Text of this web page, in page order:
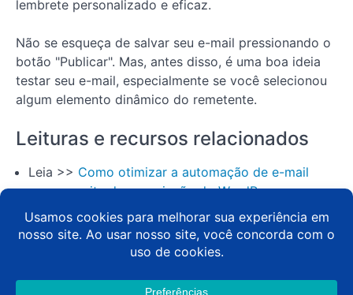
as ferramentas
desenvolvimento
do MemberPress
Lição 19:
Como
integrar o
com o Zapier
Isso
lembrete personalizado e eficaz.
Não se esqueça de salvar seu e-mail pressionando o
botão "Publicar". Mas, antes disso, é uma boa ideia
testar seu e-mail, especialmente se você selecionou
algum elemento dinâmico do remetente.
Leituras e recursos relacionados
Leia >> Como otimizar a automação de e-mail
para seu site de associação do WordPress
Leia >>Como dominar os lembretes de e-mail
automatizados no MemberPress
Como escrever um e-mail de boas-vindas
arrasador